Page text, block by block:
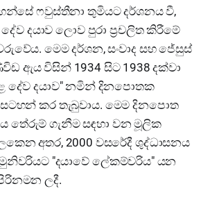
ෆවුස්තීනා තුමියට දර්ශනය වී,
දයාව ලොව පුරා ප්‍රචලිත කිරීමේ
මෙම දර්ශන, සංවාද සහ ජේසුස්
ඇය විසින් 1934 සිට 1938 දක්වා
දේව දයාව" නමින් දිනපොතක
කර තැබුවාය. මෙම දිනපොත
තේරුම් ගැනීම සඳහා වන මූලික
අතර, 2000 වසරේදී ශුද්ධාසනය
"දයාවේ ලේකම්වරිය" යන
ලදී.